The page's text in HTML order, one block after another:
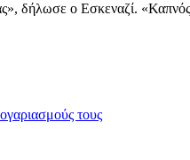
δήλωσε ο Εσκεναζί.
τους